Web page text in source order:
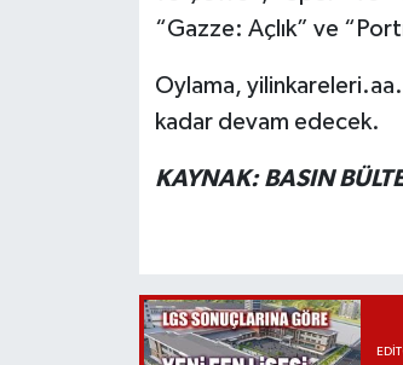
“Gazze: Açlık” ve
Oylama,
kadar devam edecek.
KAYNAK: BASIN